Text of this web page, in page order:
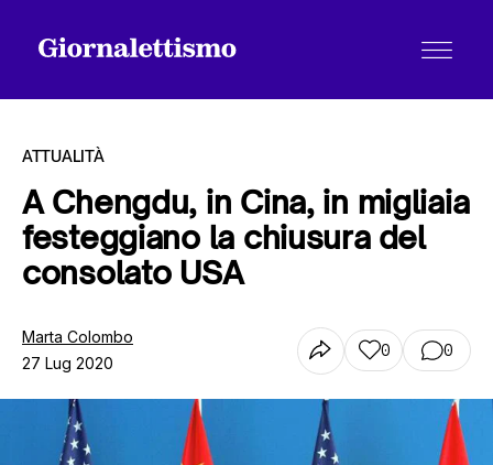
Tutti gli articoli
Chi siamo
Contatti
ATTUALITÀ
A Chengdu, in Cina, in migliaia
festeggiano la chiusura del
consolato USA
Marta Colombo
27 Lug 2020
0 0